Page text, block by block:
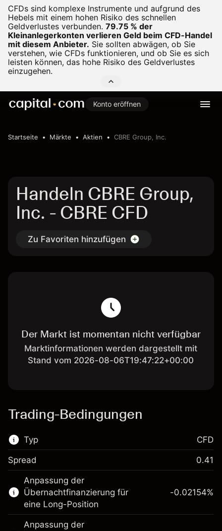
CFDs sind komplexe Instrumente und aufgrund des
Hebels mit einem hohen Risiko des schnellen
Geldverlustes verbunden. 79.75 % der
Kleinanlegerkonten verlieren Geld beim CFD-Handel
mit diesem Anbieter. Sie sollten abwägen, ob Sie
verstehen, wie CFDs funktionieren, und ob Sie es sich
leisten können, das hohe Risiko des Geldverlustes
einzugehen.
Konto eröffnen
Startseite Märkte Aktien CBRE Group, Inc.
Handeln CBRE Group,
Inc. - CBRE CFD
Zu Favoriten hinzufügen
Der Markt ist momentan nicht verfügbar
Marktinformationen werden dargestellt mit
Stand vom 2026-08-06T19:47:22+00:00
Trading-Bedingungen
Typ
Dieser Finanzmarkt steht für das CFD-
Trading zur Verfügung.
Erfahren Sie mehr über:
CFDs
CFD
Spread 0.41
Anpassung der
Übernachtfinanzierung für
eine Long-Position
-0.02154%
Anpassung der